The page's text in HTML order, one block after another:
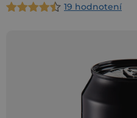
Priemerné
19 hodnotení